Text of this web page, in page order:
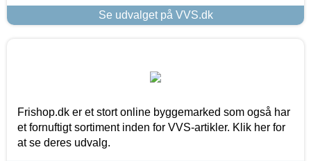
Se udvalget på VVS.dk
Frishop.dk er et stort online byggemarked som også har
et fornuftigt sortiment inden for VVS-artikler. Klik her for
at se deres udvalg.